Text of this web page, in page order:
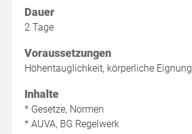
Dauer
2 Tage
Voraussetzungen
Höhentauglichkeit, körperliche Eignung
Inhalte
* Gesetze, Normen
* AUVA, BG Regelwerk